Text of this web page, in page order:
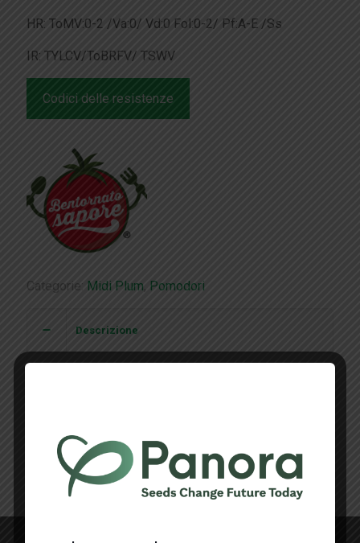
HR: ToMV:0-2 /Va:0/ Vd:0 Fol:0-2/ Pf:A-E /Ss
IR: TYLCV/ToBRFV/ TSWV
Codici delle resistenze
Categorie: Midi Plum, Pomodori
Descrizione
PIZZOBELLO – leaflet